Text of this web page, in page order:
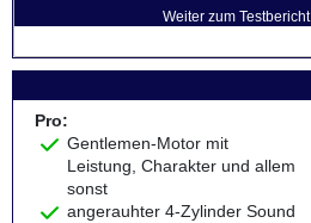
Weiter zum Testbericht
Pro:
Gentlemen-Motor mit
Leistung, Charakter und allem
sonst
angerauhter 4-Zylinder Sound